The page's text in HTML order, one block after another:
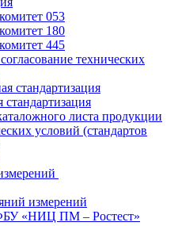
053
180
445
технических
стандартизация
листа продукции
условий (стандартов
измерений
«НИЦ ПМ – Ростест»